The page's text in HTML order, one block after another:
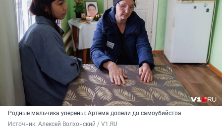
Родные мальчика уверены: Артема довели до самоубийства
Источник: Алексей Волхонский / V1.RU